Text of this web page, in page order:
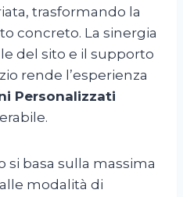
trasformando la
concreto. La sinergia
del sito e il supporto
rende l’esperienza
Personalizzati
si basa sulla massima
modalità di